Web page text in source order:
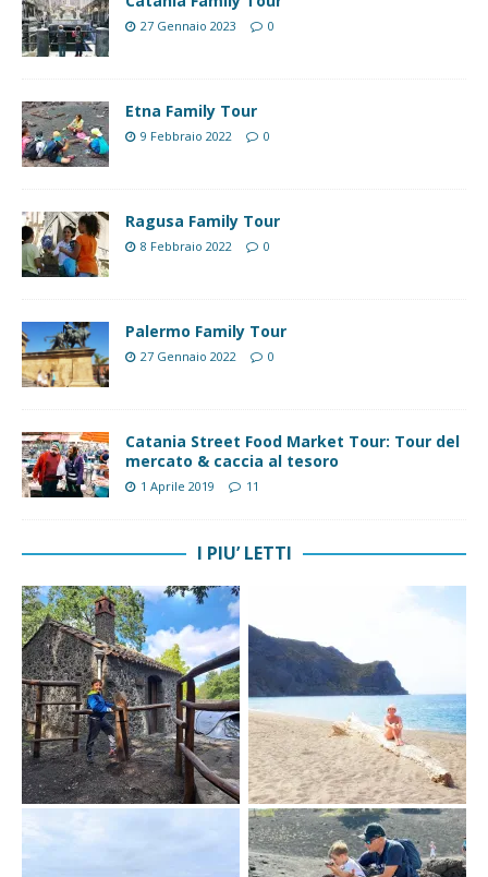
27 Gennaio 2023 0
Etna Family Tour
9 Febbraio 2022 0
Ragusa Family Tour
8 Febbraio 2022 0
Palermo Family Tour
27 Gennaio 2022 0
Catania Street Food Market Tour: Tour del
mercato & caccia al tesoro
1 Aprile 2019 11
I PIU’ LETTI